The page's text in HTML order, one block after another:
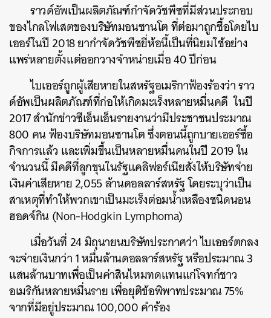
ราวด์อัพเป็นผลิตภัณฑ์กำจัดวัชพืชที่มีส่วนประกอบ
ของไกลโฟเสตของบริษัทมอนซานโต ที่ต่อมาถูกซื้อโดยไบ
เออร์ในปี 2018 ยากำจัดวัชพืชยี่ห้อนี้เป็นที่นิยมใช้อย่าง
แพร่หลายตั้งแต่ออกวางจำหน่ายเมื่อ 40 ปีก่อน
ไบเออร์ถูกผู้เสียหายในสหรัฐอเมริกาฟ้องร้องว่า ราว
ด์อัพเป็นผลิตภัณฑ์ที่ก่อให้เกิดมะเร็งหลายหมื่นคดี ในปี
2017 สำนักข่าวซีเอ็นเอ็นรายงานว่ามีประชาชนประมาณ
800 คน ฟ้องบริษัทมอนซานโต ซึ่งตอนนี้ถูกบายเออร์ซื้อ
กิจการแล้ว และเพิ่มขึ้นเป็นหลายหมื่นคนในปี 2019 ใน
จำนวนนี้ มีคดีที่ลูกขุนในรัฐแคลิฟอร์เนียสั่งให้บริษัทจ่าย
เงินค่าเสียหาย 2,055 ล้านดอลลาร์สหรัฐ โดยระบุว่าเป็น
สาเหตุที่ทำให้พวกเขาเป็นมะเร็งต่อมน้ำเหลืองชนิดนอน
ฮอดจ์กิน (Non-Hodgkin Lymphoma)
เมื่อวันที่ 24 มิถุนายนบริษัทประกาศว่า ไบเออร์ตกลง
จะจ่ายเงินกว่า 1 หมื่นล้านดอลลาร์สหรัฐ หรือประมาณ 3
แสนล้านบาทเพื่อเป็นค่าสินไหมทดแทนแก่โจทก์ชาว
อเมริกันหลายหมื่นราย เพื่อยุติข้อพิพาทประมาณ 75%
จากที่มีอยู่ประมาณ 100,000 คำร้อง